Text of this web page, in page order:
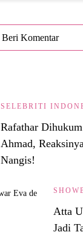
Beri Komentar
SELEBRITI
Rafathar
Ahmad,
Nangis!
Atta
Jadi